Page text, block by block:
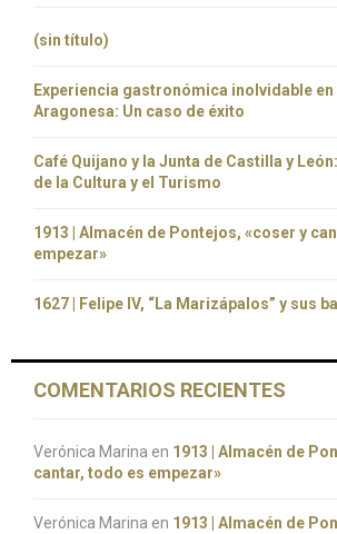
(sin título)
Experiencia gastronómica inolvidable en
Aragonesa: Un caso de éxito
Café Quijano y la Junta de Castilla y
de la Cultura y el Turismo
1913 | Almacén de Pontejos, «coser y
empezar»
1627 | Felipe IV, “La Marizápalos” y sus
COMENTARIOS RECIENTES
Verónica Marina en 1913 | Almacén de
cantar, todo es empezar»
Verónica Marina en 1913 | Almacén de